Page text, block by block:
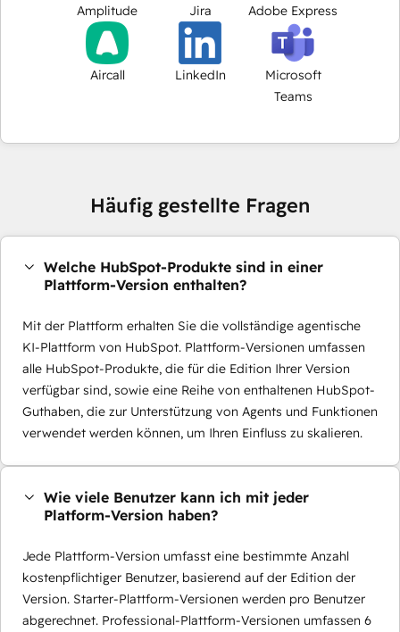
Amplitude Jira Adobe Express
Aircall LinkedIn
Microsoft
Teams
Häufig gestellte Fragen
Welche HubSpot-Produkte sind in einer
Plattform-Version enthalten?
Mit der Plattform erhalten Sie die vollständige agentische
KI-Plattform von HubSpot. Plattform-Versionen umfassen
alle HubSpot-Produkte, die für die Edition Ihrer Version
verfügbar sind, sowie eine Reihe von enthaltenen HubSpot-
Guthaben, die zur Unterstützung von Agents und Funktionen
verwendet werden können, um Ihren Einfluss zu skalieren.
Wie viele Benutzer kann ich mit jeder
Platform-Version haben?
Jede Plattform-Version umfasst eine bestimmte Anzahl
kostenpflichtiger Benutzer, basierend auf der Edition der
Version. Starter-Plattform-Versionen werden pro Benutzer
abgerechnet. Professional-Plattform-Versionen umfassen 6